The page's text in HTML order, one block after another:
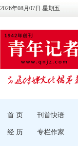
2026年08月07日 星期五
首 页 刊首快语
经 历 专栏作家